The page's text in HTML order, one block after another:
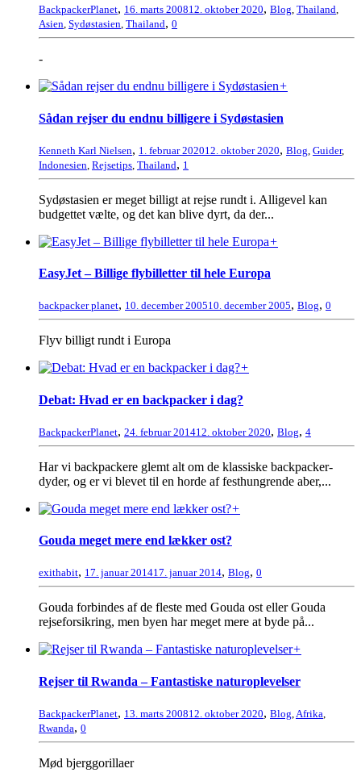
BackpackerPlanet, 16. marts 200812. oktober 2020, Blog, Thailand,
Asien, Sydøstasien, Thailand, 0
-
+
Sådan rejser du endnu billigere i Sydøstasien
Kenneth Karl Nielsen, 1. februar 202012. oktober 2020, Blog Guider,
Indonesien Rejsetips Thailand, 1
Sydøstasien er meget billigt at rejse rundt i. Alligevel kan
budgettet vælte, og det kan blive dyrt, da der...
+
EasyJet – Billige flybilletter til hele Europa
backpacker planet, 10. december 200510. december 2005, Blog, 0
Flyv billigt rundt i Europa
+
Debat: Hvad er en backpacker i dag?
BackpackerPlanet, 24. februar 201412. oktober 2020, Blog, 4
Har vi backpackere glemt alt om de klassiske backpacker-
dyder, og er vi blevet til en horde af festhungrende aber,...
+
Gouda meget mere end lækker ost?
exithabit, 17. januar 201417. januar 2014, Blog, 0
Gouda forbindes af de fleste med Gouda ost eller Gouda
rejseforsikring, men byen har meget mere at byde på...
+
Rejser til Rwanda – Fantastiske naturoplevelser
BackpackerPlanet, 13. marts 200812. oktober 2020, Blog,Afrika,
Rwanda, 0
Mød bjerggorillaer